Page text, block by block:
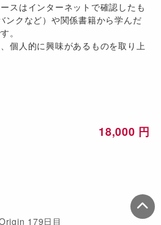
スはインターネットで確認したも
ンクなど）や関係書籍から学んだ
。
個人的に興味があるものを取り上
18,000 円
179日目